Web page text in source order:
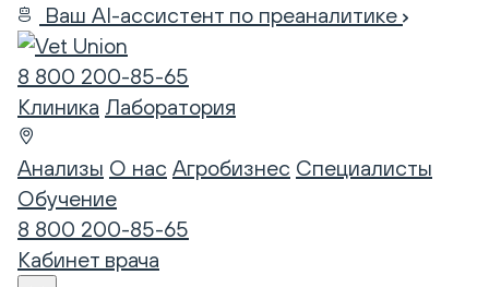
Ваш AI-ассистент по преаналитике
8 800 200-85-65
Клиника Лаборатория
Анализы О нас Агробизнес Специалисты
Обучение
8 800 200-85-65
Кабинет врача